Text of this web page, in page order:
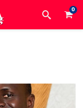
0